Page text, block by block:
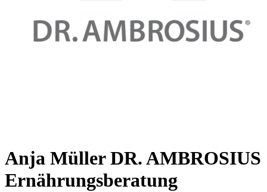
Anja Müller DR. AMBROSIUS
Ernährungsberatung